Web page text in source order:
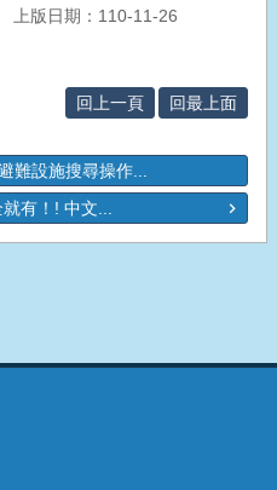
上版日期：110-11-26
回上一頁 回最上面
難設施搜尋操作...
有！! 中文...